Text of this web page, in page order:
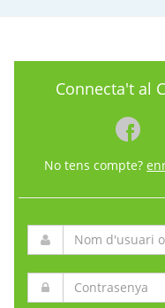
Connecta't al
No tens compte?